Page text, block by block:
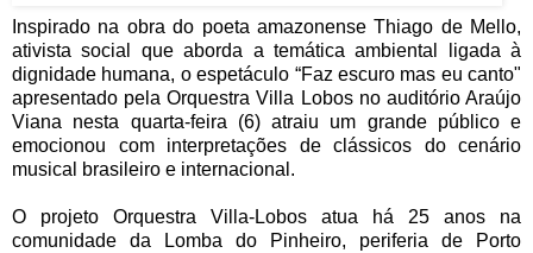
Inspirado na obra do poeta amazonense Thiago de Mello,
ativista social que aborda a temática ambiental ligada à
dignidade humana, o espetáculo “Faz escuro mas eu canto"
apresentado pela Orquestra Villa Lobos no auditório Araújo
Viana nesta quarta-feira (6) atraiu um grande público e
emocionou com interpretações de clássicos do cenário
musical brasileiro e internacional.
O projeto Orquestra Villa-Lobos atua há 25 anos na
comunidade da Lomba do Pinheiro, periferia de Porto